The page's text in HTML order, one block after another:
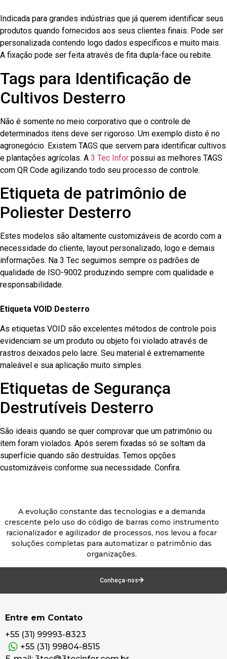
Indicada para grandes indústrias que já querem identificar seus
produtos quando fornecidos aos seus clientes finais. Pode ser
personalizada contendo logo dados específicos e muito mais.
A fixação pode ser feita através de fita dupla-face ou rebite.
Tags para Identificação de
Cultivos Desterro
Não é somente no meio corporativo que o controle de
determinados itens deve ser rigoroso. Um exemplo disto é no
agronegócio. Existem TAGS que servem para identificar cultivos
e plantações agrícolas. A 3 Tec Infor possui as melhores TAGS
com QR Code agilizando todo seu processo de controle.
Etiqueta de patrimônio de
Poliester Desterro
Estes modelos são altamente customizáveis de acordo com a
necessidade do cliente, layout personalizado, logo e demais
informações. Na 3 Tec seguimos sempre os padrões de
qualidade de ISO-9002 produzindo sempre com qualidade e
responsabilidade.
Etiqueta VOID Desterro
As etiquetas VOID são excelentes métodos de controle pois
evidenciam se um produto ou objeto foi violado através de
rastros deixados pelo lacre. Seu material é extremamente
maleável e sua aplicação muito simples.
Etiquetas de Segurança
Destrutíveis Desterro
São ideais quando se quer comprovar que um patrimônio ou
item foram violados. Após serem fixadas só se soltam da
superfície quando são destruídas. Temos opções
customizáveis conforme sua necessidade. Confira.
A evolução constante das tecnologias e a demanda
crescente pelo uso do código de barras como instrumento
racionalizador e agilizador de processos, nos levou a focar
soluções completas para automatizar o patrimônio das
organizações.
Conheça-nos
Entre em Contato
+55 (31) 99993-8323
+55 (31) 99804-8515